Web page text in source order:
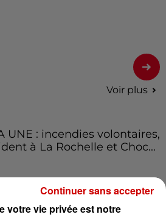
Voir plus
UNE : incendies volontaires,
à La Rochelle et Choc...
: un voleur traverse le
votre vie privée est notre
Continuer sans accepter